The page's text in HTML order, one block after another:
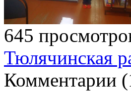
645
Тюлячинская
Комментарии (